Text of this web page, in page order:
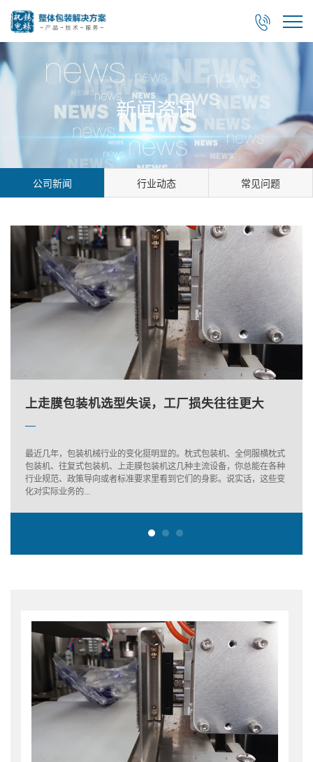

新闻资讯
公司新闻 行业动态 常见问题
长沙蔬菜包装机的维护保养
上走膜包装机选型失误，工厂损失往往更大
最近几年，包装机械行业的变化挺明显的。枕式包装机、全伺服横枕式
包装机、往复式包装机、上走膜包装机这几种主流设备，你总能在各种
行业规范、政策导向或者标准要求里看到它们的身影。说实话，这些变
化对实际业务的...
下走膜枕式机：面包包装里的隐形高手
长沙蔬菜包装机的维护保养
上走膜包装机选型失误，工厂损失往往更大